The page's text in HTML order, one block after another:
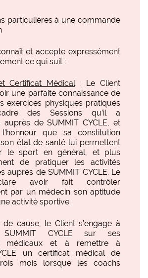
particulières à une commande
et accepte expressément
ce qui suit :
Certificat Médical : Le Client
une parfaite connaissance de
exercices physiques pratiqués
des Sessions qu’il a
auprès de SUMMIT CYCLE, et
que sa constitution
état de santé lui permettent
le sport en général, et plus
de pratiquer les activités
auprès de SUMMIT CYCLE. Le
avoir fait contrôler
par un médecin son aptitude
activité sportive.
cause, le Client s’engage à
SUMMIT CYCLE sur ses
médicaux et à remettre à
un certificat médical de
mois lorsque les coachs